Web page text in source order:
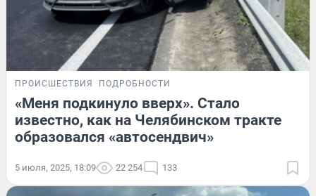
ПРОИСШЕСТВИЯ ПОДРОБНОСТИ
«Меня подкинуло вверх». Стало
известно, как на Челябинском тракте
образовался «автосендвич»
5 июля, 2025, 18:09 22 254 133